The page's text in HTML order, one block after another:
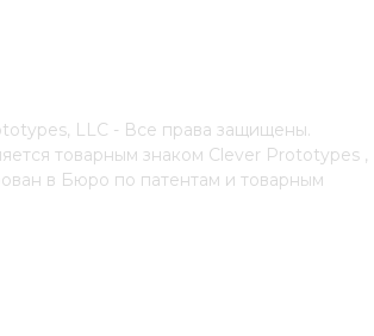
LLC - Все права защищены.
товарным знаком Clever Prototypes ,
в Бюро по патентам и товарным